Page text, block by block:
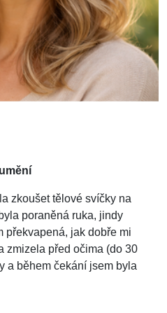
zkoušet tělové svíčky na
poraněná ruka, jindy
překvapená, jak dobře mi
zmizela před očima (do 30
a během čekání jsem byla